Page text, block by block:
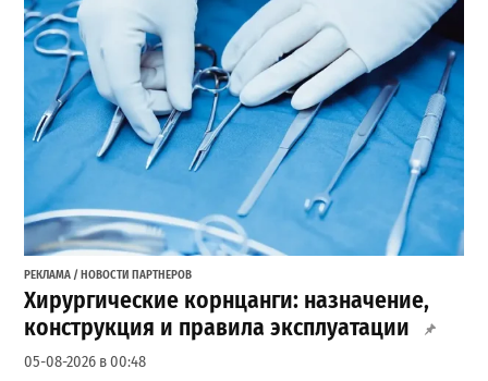
РЕКЛАМА / НОВОСТИ ПАРТНЕРОВ
Хирургические корнцанги: назначение,
конструкция и правила эксплуатации
05-08-2026 в 00:48